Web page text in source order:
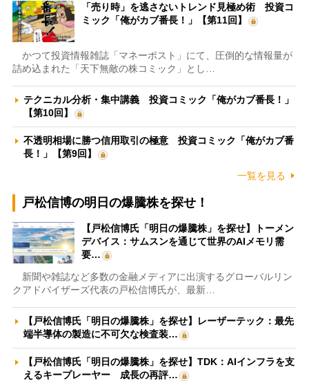
「売り時」を逃さないトレンド見極め術 投資コ
ミック「俺がカブ番長！」【第11回】
かつて投資情報雑誌「マネーポスト」にて、圧倒的な情報量が
詰め込まれた「天下無敵の株コミック」とし…
テクニカル分析・集中講義 投資コミック「俺がカブ番長！」
【第10回】
不透明相場に勝つ信用取引の極意 投資コミック「俺がカブ番
長！」【第9回】
一覧を見る
戸松信博の明日の爆騰株を探せ！
【戸松信博氏「明日の爆騰株」を探せ】トーメン
デバイス：サムスンを通じて世界のAIメモリ需
要…
新聞や雑誌など多数の金融メディアに出演するグローバルリン
クアドバイザーズ代表の戸松信博氏が、最新…
【戸松信博氏「明日の爆騰株」を探せ】レーザーテック：最先
端半導体の製造に不可欠な検査装…
【戸松信博氏「明日の爆騰株」を探せ】TDK：AIインフラを支
えるキープレーヤー 成長の再評…